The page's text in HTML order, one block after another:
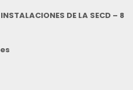
DE LA SECD – 8